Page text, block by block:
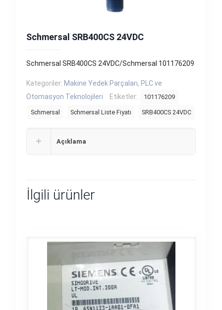
Schmersal SRB400CS 24VDC
Schmersal SRB400CS 24VDC/Schmersal 101176209
Kategoriler: Makine Yedek Parçaları, PLC ve
Otomasyon Teknolojileri
Etiketler: 101176209
Schmersal Schmersal Liste Fiyatı SRB400CS 24VDC
Açıklama
İlgili ürünler